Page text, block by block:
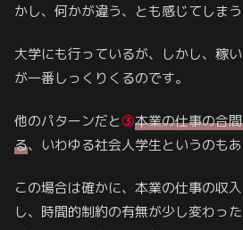
かし、何かが違う、とも感じてしまう
大学にも行っているが、しかし、稼
が一番しっくりくるのです。
他のパターンだと③本業の仕事の合
る、いわゆる社会人学生というのもあ
この場合は確かに、本業の仕事の収
し、時間的制約の有無が少し変わっ